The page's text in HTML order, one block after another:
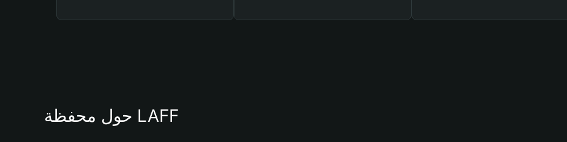
حول محفظة LAFF